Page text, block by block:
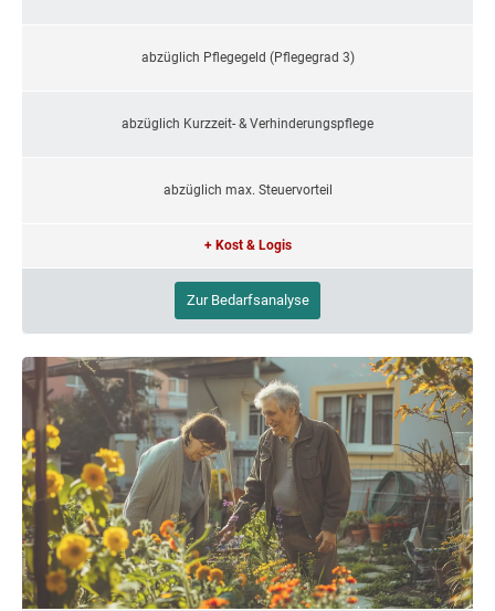
abzüglich Pflegegeld (Pflegegrad 3)
abzüglich Kurzzeit- & Verhinderungspflege
abzüglich max. Steuervorteil
+ Kost & Logis
Zur Bedarfsanalyse